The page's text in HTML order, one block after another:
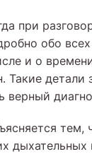
при
обо
и о
Такие детали
верный
тем,
дыхательных